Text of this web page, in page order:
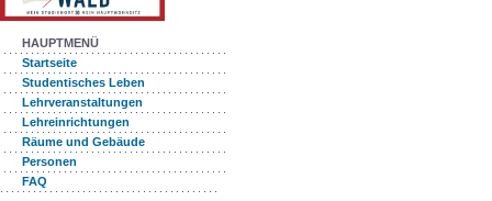
HAUPTMENÜ
Startseite
Studentisches Leben
Lehrveranstaltungen
Lehreinrichtungen
Räume und Gebäude
Personen
FAQ